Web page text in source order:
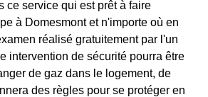
ce service qui est prêt à faire
à Domesmont et n'importe où en
réalisé gratuitement par l'un
intervention de sécurité pourra être
de gaz dans le logement, de
des règles pour se protéger en